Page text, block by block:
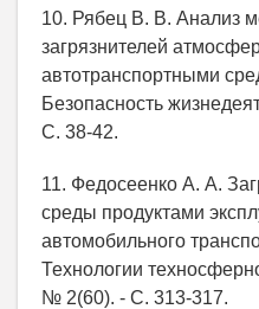
10. Рябец В. В. Анализ
загрязнителей
автотранспортными
Безопасность
С. 38-42.
11. Федосеенко А. А.
среды продуктами
автомобильного
Технологии
№ 2(60). - С. 313-317.